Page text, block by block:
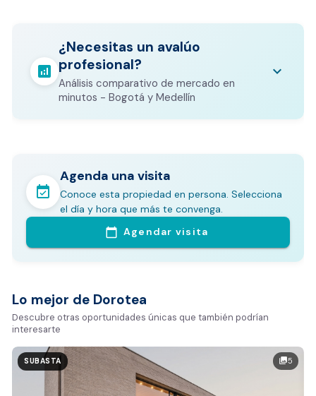
Los gastos notariales incluyen
otros costos legales que varían según el
valor del inmueble.
CALCULADORA DE GASTOS NOTARIALES
analytics
¿Necesitas un avalúo
profesional?
Análisis comparativo de mercado en
minutos - Bogotá y Medellín
keyboard_arrow_down
En pocos minutos avalúa con este Análisis
Comparativo de Mercado (inicialmente
Bogotá y Medellín)
Análisis basado en datos reales:
Tiempo promedio de venta en la zona
Rango de precios de arriendo en el sector
Valor exclusivo para clientes de Dorotea:
20.000 COP
event_available
Agenda una visita
Conoce esta propiedad en persona. Selecciona
el día y hora que más te convenga.
calendar_today Agendar visita
Lo mejor de Dorotea
Descubre otras oportunidades únicas que también podrían
interesarte
photo_library5
SUBASTA